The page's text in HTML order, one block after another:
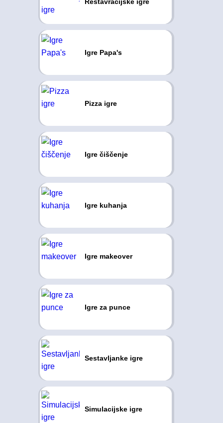
Igre Papa's
Pizza igre
Igre čiščenje
Igre kuhanja
Igre makeover
Igre za punce
Sestavljanke igre
Simulacijske igre